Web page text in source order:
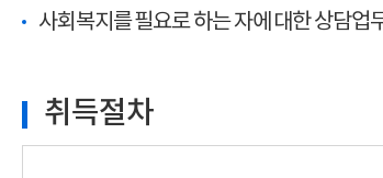
사회복지를 필요로 하는 자에 대한 상담업
취득절차